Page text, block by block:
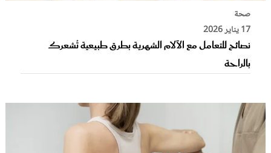
صحة
17 يناير 2026
نصائح للتعامل مع الآلام الشهرية بطرق طبيعية تُشعرك
بالراحة